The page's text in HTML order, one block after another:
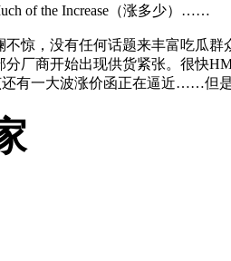
of the Increase（涨多少）……
惊，没有任何话题来丰富吃瓜
厂商开始出现供货紧张。很快
还有一大波涨价函正在逼近……但